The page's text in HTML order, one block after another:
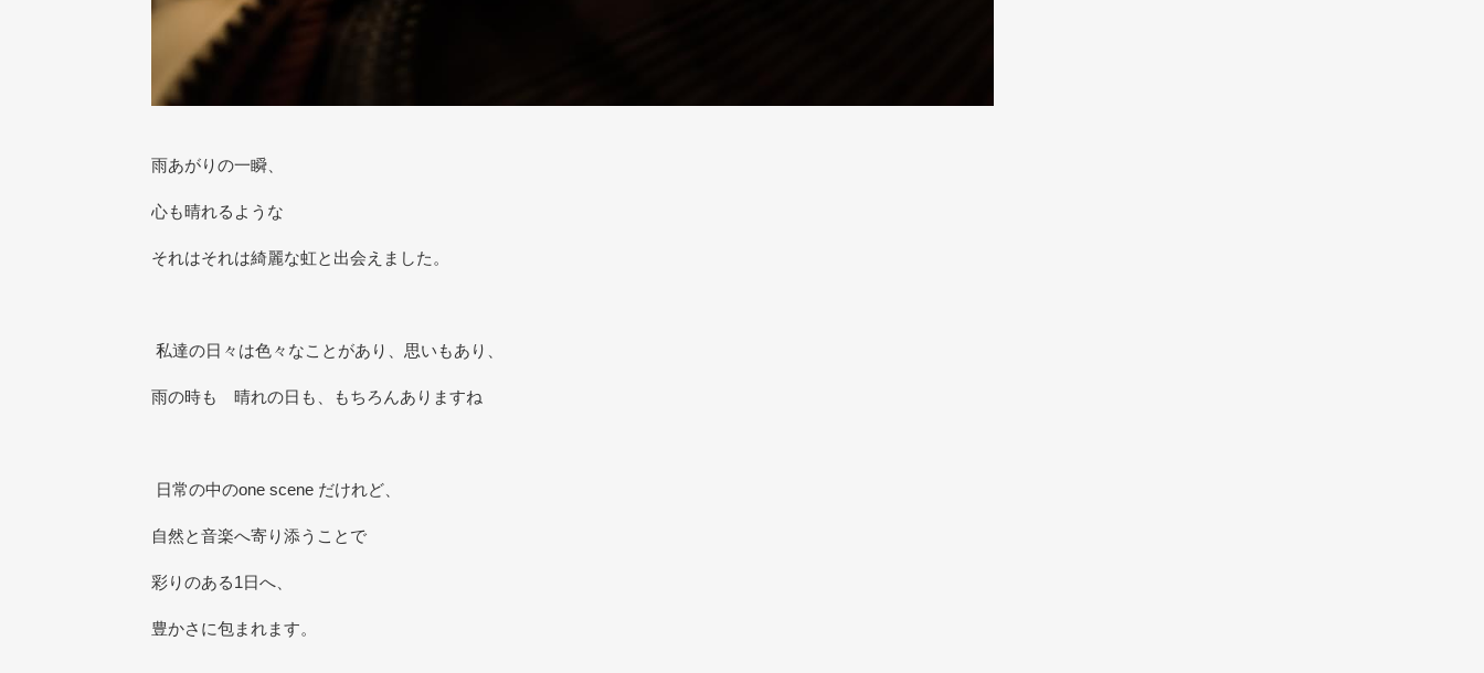
雨あがりの一瞬、
心も晴れるような
それはそれは綺麗な虹と出会えました。
私達の日々は色々なことがあり、思いもあり、
雨の時も 晴れの日も、もちろんありますね
日常の中のone scene だけれど、
自然と音楽へ寄り添うことで
彩りのある1日へ、
豊かさに包まれます。